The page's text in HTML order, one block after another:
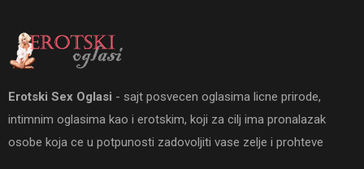
Erotski Sex Oglasi - sajt posvecen oglasima licne prirode,
intimnim oglasima kao i erotskim, koji za cilj ima pronalazak
osobe koja ce u potpunosti zadovoljiti vase zelje i prohteve